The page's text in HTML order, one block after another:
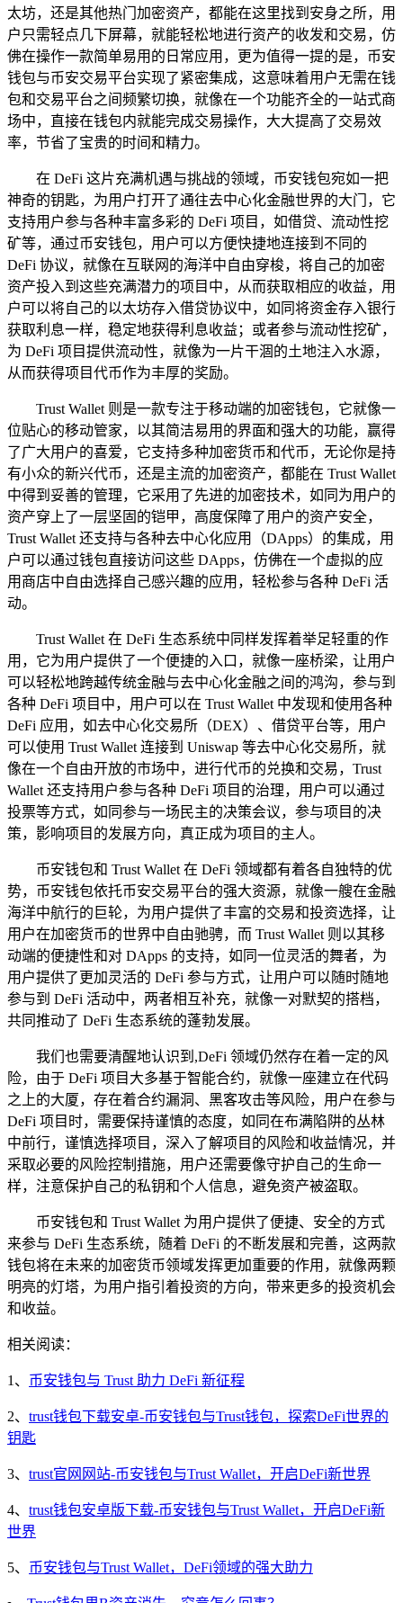
太坊，还是其他热门加密资产，都能在这里找到安身之所，用
户只需轻点几下屏幕，就能轻松地进行资产的收发和交易，仿
佛在操作一款简单易用的日常应用，更为值得一提的是，币安
钱包与币安交易平台实现了紧密集成，这意味着用户无需在钱
包和交易平台之间频繁切换，就像在一个功能齐全的一站式商
场中，直接在钱包内就能完成交易操作，大大提高了交易效
率，节省了宝贵的时间和精力。
在 DeFi 这片充满机遇与挑战的领域，币安钱包宛如一把
神奇的钥匙，为用户打开了通往去中心化金融世界的大门，它
支持用户参与各种丰富多彩的 DeFi 项目，如借贷、流动性挖
矿等，通过币安钱包，用户可以方便快捷地连接到不同的
DeFi 协议，就像在互联网的海洋中自由穿梭，将自己的加密
资产投入到这些充满潜力的项目中，从而获取相应的收益，用
户可以将自己的以太坊存入借贷协议中，如同将资金存入银行
获取利息一样，稳定地获得利息收益；或者参与流动性挖矿，
为 DeFi 项目提供流动性，就像为一片干涸的土地注入水源，
从而获得项目代币作为丰厚的奖励。
Trust Wallet 则是一款专注于移动端的加密钱包，它就像一
位贴心的移动管家，以其简洁易用的界面和强大的功能，赢得
了广大用户的喜爱，它支持多种加密货币和代币，无论你是持
有小众的新兴代币，还是主流的加密资产，都能在 Trust Wallet
中得到妥善的管理，它采用了先进的加密技术，如同为用户的
资产穿上了一层坚固的铠甲，高度保障了用户的资产安全，
Trust Wallet 还支持与各种去中心化应用（DApps）的集成，用
户可以通过钱包直接访问这些 DApps，仿佛在一个虚拟的应
用商店中自由选择自己感兴趣的应用，轻松参与各种 DeFi 活
动。
Trust Wallet 在 DeFi 生态系统中同样发挥着举足轻重的作
用，它为用户提供了一个便捷的入口，就像一座桥梁，让用户
可以轻松地跨越传统金融与去中心化金融之间的鸿沟，参与到
各种 DeFi 项目中，用户可以在 Trust Wallet 中发现和使用各种
DeFi 应用，如去中心化交易所（DEX）、借贷平台等，用户
可以使用 Trust Wallet 连接到 Uniswap 等去中心化交易所，就
像在一个自由开放的市场中，进行代币的兑换和交易，Trust
Wallet 还支持用户参与各种 DeFi 项目的治理，用户可以通过
投票等方式，如同参与一场民主的决策会议，参与项目的决
策，影响项目的发展方向，真正成为项目的主人。
币安钱包和 Trust Wallet 在 DeFi 领域都有着各自独特的优
势，币安钱包依托币安交易平台的强大资源，就像一艘在金融
海洋中航行的巨轮，为用户提供了丰富的交易和投资选择，让
用户在加密货币的世界中自由驰骋，而 Trust Wallet 则以其移
动端的便捷性和对 DApps 的支持，如同一位灵活的舞者，为
用户提供了更加灵活的 DeFi 参与方式，让用户可以随时随地
参与到 DeFi 活动中，两者相互补充，就像一对默契的搭档，
共同推动了 DeFi 生态系统的蓬勃发展。
我们也需要清醒地认识到,DeFi 领域仍然存在着一定的风
险，由于 DeFi 项目大多基于智能合约，就像一座建立在代码
之上的大厦，存在着合约漏洞、黑客攻击等风险，用户在参与
DeFi 项目时，需要保持谨慎的态度，如同在布满陷阱的丛林
中前行，谨慎选择项目，深入了解项目的风险和收益情况，并
采取必要的风险控制措施，用户还需要像守护自己的生命一
样，注意保护自己的私钥和个人信息，避免资产被盗取。
币安钱包和 Trust Wallet 为用户提供了便捷、安全的方式
来参与 DeFi 生态系统，随着 DeFi 的不断发展和完善，这两款
钱包将在未来的加密货币领域发挥更加重要的作用，就像两颗
明亮的灯塔，为用户指引着投资的方向，带来更多的投资机会
和收益。
相关阅读：
1、 币安钱包与 Trust 助力 DeFi 新征程
2、 trust钱包下载安卓-币安钱包与Trust钱包，探索DeFi世界的
钥匙
3、 trust官网网站-币安钱包与Trust Wallet，开启DeFi新世界
4、 trust钱包安卓版下载-币安钱包与Trust Wallet，开启DeFi新
世界
5、 币安钱包与Trust Wallet，DeFi领域的强大助力